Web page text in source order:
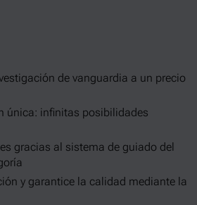
de vanguardia a un precio
única: infinitas posibilidades
gracias al sistema de guiado del
y garantice la calidad mediante la